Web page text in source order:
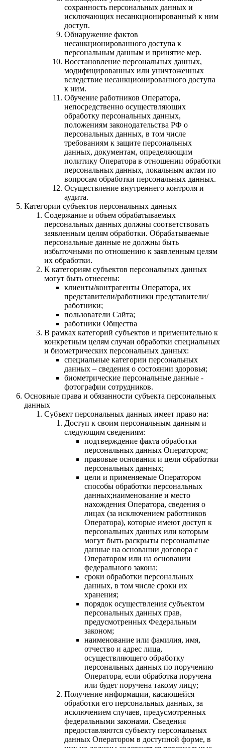
сохранность персональных данных и
исключающих несанкционированный к ним
доступ.
Обнаружение фактов
несанкционированного доступа к
персональным данным и принятие мер.
Восстановление персональных данных,
модифицированных или уничтоженных
вследствие несанкционированного доступа
к ним.
Обучение работников Оператора,
непосредственно осуществляющих
обработку персональных данных,
положениям законодательства РФ о
персональных данных, в том числе
требованиям к защите персональных
данных, документам, определяющим
политику Оператора в отношении обработки
персональных данных, локальным актам по
вопросам обработки персональных данных.
Осуществление внутреннего контроля и
аудита.
Категории субъектов персональных данных
Содержание и объем обрабатываемых
персональных данных должны соответствовать
заявленным целям обработки. Обрабатываемые
персональные данные не должны быть
избыточными по отношению к заявленным целям
их обработки.
К категориям субъектов персональных данных
могут быть отнесены:
клиенты/контрагенты Оператора, их
представители/работники представители/
работники;
пользователи Сайта;
работники Общества
В рамках категорий субъектов и применительно к
конкретным целям случаи обработки специальных
и биометрических персональных данных:
специальные категории персональных
данных – сведения о состоянии здоровья;
биометрические персональные данные -
фотографии сотрудников.
Основные права и обязанности субъекта персональных
данных
Субъект персональных данных имеет право на:
Доступ к своим персональным данным и
следующим сведениям:
подтверждение факта обработки
персональных данных Оператором;
правовые основания и цели обработки
персональных данных;
цели и применяемые Оператором
способы обработки персональных
данных;наименование и место
нахождения Оператора, сведения о
лицах (за исключением работников
Оператора), которые имеют доступ к
персональных данных или которым
могут быть раскрыты персональные
данные на основании договора с
Оператором или на основании
федерального закона;
сроки обработки персональных
данных, в том числе сроки их
хранения;
порядок осуществления субъектом
персональных данных прав,
предусмотренных Федеральным
законом;
наименование или фамилия, имя,
отчество и адрес лица,
осуществляющего обработку
персональных данных по поручению
Оператора, если обработка поручена
или будет поручена такому лицу;
Получение информации, касающейся
обработки его персональных данных, за
исключением случаев, предусмотренных
федеральными законами. Сведения
предоставляются субъекту персональных
данных Оператором в доступной форме, в